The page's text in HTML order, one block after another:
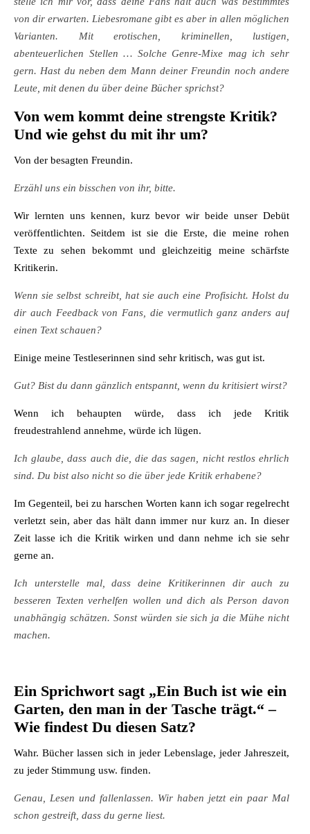
von dir erwarten. Liebesromane gibt es aber in allen möglichen
Varianten. Mit erotischen, kriminellen, lustigen,
abenteuerlichen Stellen … Solche Genre-Mixe mag ich sehr
gern. Hast du neben dem Mann deiner Freundin noch andere
Leute, mit denen du über deine Bücher sprichst?
Von wem kommt deine strengste Kritik?
Und wie gehst du mit ihr um?
Von der besagten Freundin.
Erzähl uns ein bisschen von ihr, bitte.
Wir lernten uns kennen, kurz bevor wir beide unser Debüt
veröffentlichten. Seitdem ist sie die Erste, die meine rohen
Texte zu sehen bekommt und gleichzeitig meine schärfste
Kritikerin.
Wenn sie selbst schreibt, hat sie auch eine Profisicht. Holst du
dir auch Feedback von Fans, die vermutlich ganz anders auf
einen Text schauen?
Einige meine Testleserinnen sind sehr kritisch, was gut ist.
Gut? Bist du dann gänzlich entspannt, wenn du kritisiert wirst?
Wenn ich behaupten würde, dass ich jede Kritik
freudestrahlend annehme, würde ich lügen.
Ich glaube, dass auch die, die das sagen, nicht restlos ehrlich
sind. Du bist also nicht so die über jede Kritik erhabene?
Im Gegenteil, bei zu harschen Worten kann ich sogar regelrecht
verletzt sein, aber das hält dann immer nur kurz an. In dieser
Zeit lasse ich die Kritik wirken und dann nehme ich sie sehr
gerne an.
Ich unterstelle mal, dass deine Kritikerinnen dir auch zu
besseren Texten verhelfen wollen und dich als Person davon
unabhängig schätzen. Sonst würden sie sich ja die Mühe nicht
machen.
Ein Sprichwort sagt „Ein Buch ist wie ein
Garten, den man in der Tasche trägt.“ –
Wie findest Du diesen Satz?
Wahr. Bücher lassen sich in jeder Lebenslage, jeder Jahreszeit,
zu jeder Stimmung usw. finden.
Genau, Lesen und fallenlassen. Wir haben jetzt ein paar Mal
schon gestreift, dass du gerne liest.